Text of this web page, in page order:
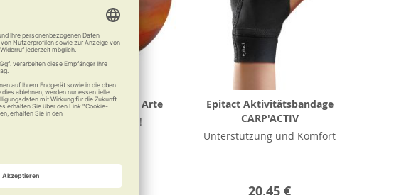
Gymnic Gymnastikball Arte
Bleiben Sie am Ball!
ab26,90 €
Epitact Aktivitätsbandage
CARP'ACTIV
Unterstützung und Komfort
20,45 €